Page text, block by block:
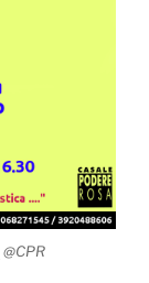
@CPR